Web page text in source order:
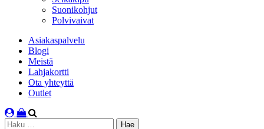
Suonikohjut
Polvivaivat
Asiakaspalvelu
Blogi
Meistä
Lahjakortti
Ota yhteyttä
Outlet
Haku: